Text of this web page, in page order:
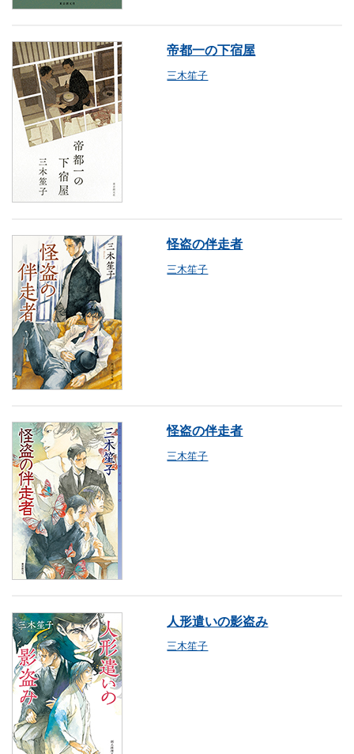
帝都一の下宿屋
三木笙子
怪盗の伴走者
三木笙子
怪盗の伴走者
三木笙子
人形遣いの影盗み
三木笙子